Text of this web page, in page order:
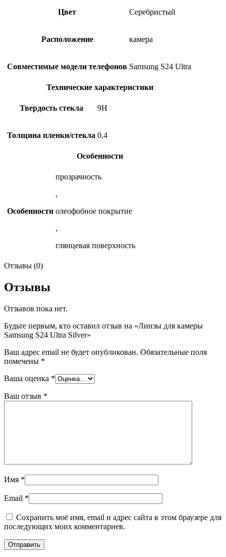
Цвет Серебристый
Расположение камера
Совместимые модели телефонов Samsung S24 Ultra
Технические характеристики
Твердость стекла 9H
Толщина пленки/стекла 0,4
Особенности
Особенности
прозрачноcть
,
олеофобное покрытие
,
глянцевая поверхноcть
Отзывы (0)
Отзывы
Отзывов пока нет.
Будьте первым, кто оставил отзыв на «Линзы для камеры
Samsung S24 Ultra Silver»
Ваш адрес email не будет опубликован. Обязательные поля
помечены *
Ваша оценка *
Ваш отзыв *
Имя *
Email *
Сохранить моё имя, email и адрес сайта в этом браузере для
последующих моих комментариев.